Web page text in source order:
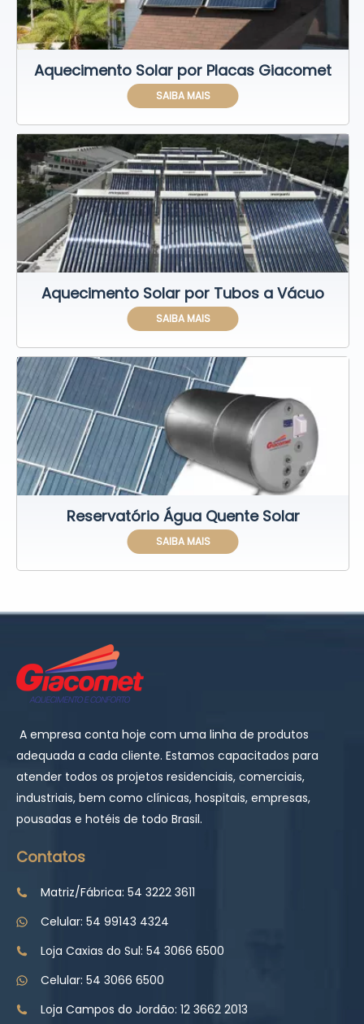
Aquecimento Solar por Placas Giacomet
SAIBA MAIS
Aquecimento Solar por Tubos a Vácuo
SAIBA MAIS
Reservatório Água Quente Solar
SAIBA MAIS
A empresa conta hoje com uma linha de produtos
adequada a cada cliente. Estamos capacitados para
atender todos os projetos residenciais, comerciais,
industriais, bem como clínicas, hospitais, empresas,
pousadas e hotéis de todo Brasil.
Contatos
Matriz/Fábrica: 54 3222 3611
Celular: 54 99143 4324
Loja Caxias do Sul: 54 3066 6500
Celular: 54 3066 6500
Loja Campos do Jordão: 12 3662 2013